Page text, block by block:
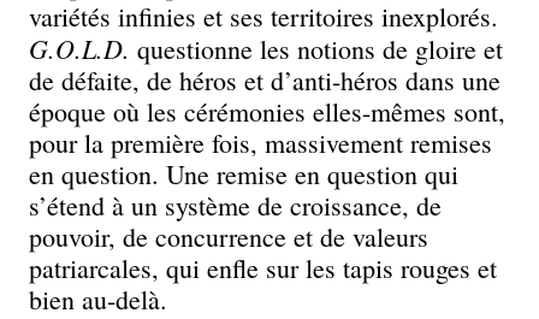
variétés infinies et ses territoires inexplorés.
G.O.L.D. questionne les notions de gloire et
de défaite, de héros et d’anti-héros dans une
époque où les cérémonies elles-mêmes sont,
pour la première fois, massivement remises
en question. Une remise en question qui
s’étend à un système de croissance, de
pouvoir, de concurrence et de valeurs
patriarcales, qui enfle sur les tapis rouges et
bien au-delà.